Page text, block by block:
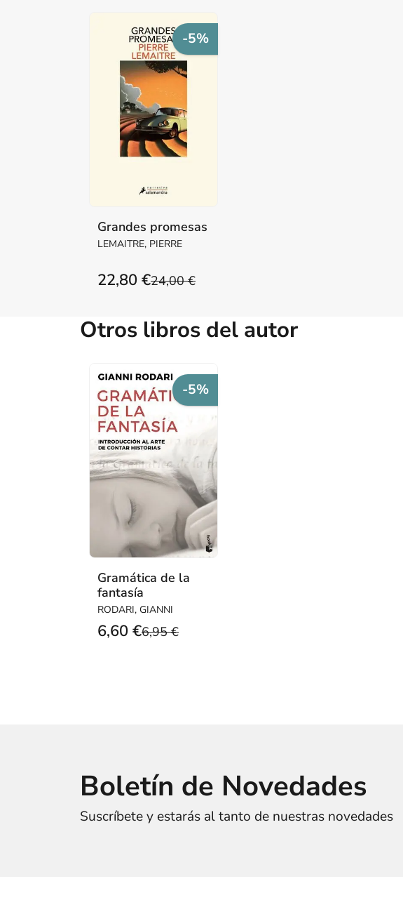
-5%
Grandes promesas
LEMAITRE, PIERRE
24,00 €
22,80 €
Otros libros del autor
-5%
Gramática de la
fantasía
RODARI, GIANNI
6,95 €
6,60 €
Boletín de Novedades
Suscríbete y estarás al tanto de nuestras novedades